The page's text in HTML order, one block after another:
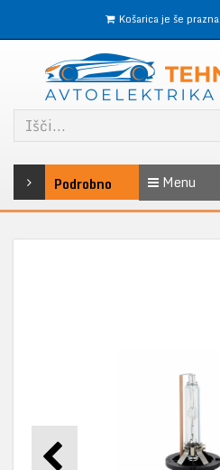
Košarica je še prazna
Podrobno Menu